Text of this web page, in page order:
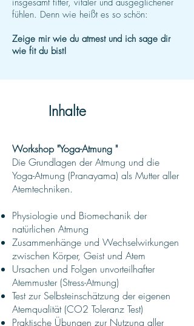
insgesamt fitter, vitaler und ausgeglichener
fühlen. Denn wie heißt es so schön:
Zeige mir wie du atmest und ich sage dir
wie fit du bist!
Inhalte
Workshop "Yoga-Atmung "
Die Grundlagen der Atmung und die
Yoga-Atmung (Pranayama) als Mutter aller
Atemtechniken.
Physiologie und Biomechanik der
natürlichen Atmung
Zusammenhänge und Wechselwirkungen
zwischen Körper, Geist und Atem
Ursachen und Folgen unvorteilhafter
Atemmuster (Stress-Atmung)
Test zur Selbsteinschätzung der eigenen
Atemqualität (CO2 Toleranz Test)
Praktische Übungen zur Nutzung aller